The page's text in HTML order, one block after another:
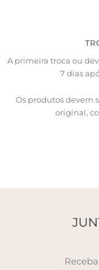
A primeira troca ou
7 dias
Os produtos devem
original,
Receba